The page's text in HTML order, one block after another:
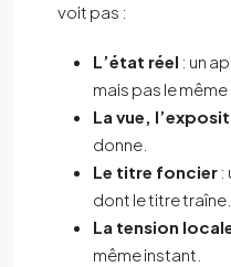
voit pas :
L’état réel : un
mais pas le
La vue,
donne.
Le titre foncier :
dont le titre
La tension
même instant.